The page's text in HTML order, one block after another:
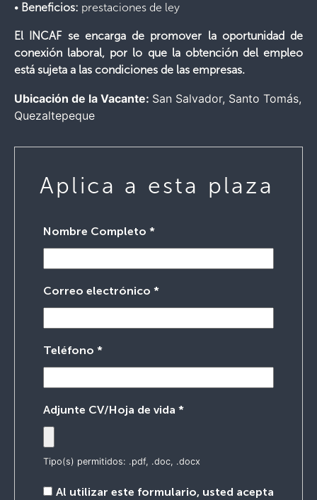
• Beneficios: prestaciones de ley
El INCAF se encarga de promover la oportunidad de
conexión laboral, por lo que la obtención del empleo
está sujeta a las condiciones de las empresas.
Ubicación de la Vacante: San Salvador Santo Tomás
Quezaltepeque
Aplica a esta plaza
Nombre Completo *
Correo electrónico *
Teléfono *
Adjunte CV/Hoja de vida *
Tipo(s) permitidos: .pdf, .doc, .docx
Al utilizar este formulario, usted acepta